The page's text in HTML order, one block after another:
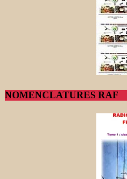
NOMENCLATURES RAF